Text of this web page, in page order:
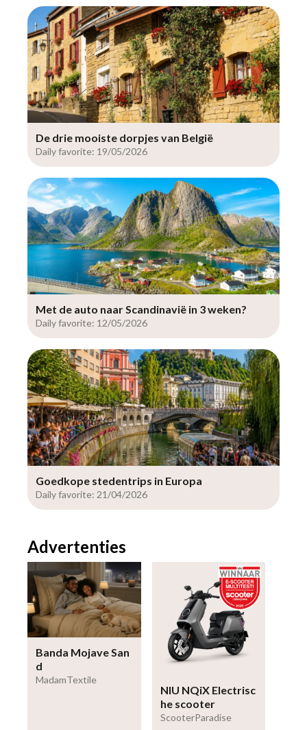
De drie mooiste dorpjes van België
Daily favorite: 19/05/2026
Met de auto naar Scandinavië in 3 weken?
Daily favorite: 12/05/2026
Goedkope stedentrips in Europa
Daily favorite: 21/04/2026
Advertenties
Banda Mojave San
d
MadamTextile
NIU NQiX Electrisc
he scooter
ScooterParadise